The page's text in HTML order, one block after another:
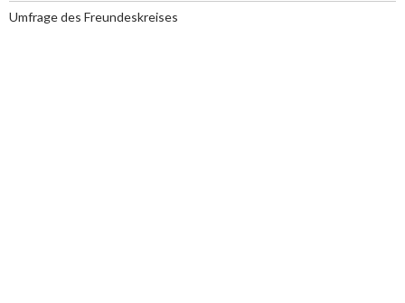
Umfrage des Freundeskreises